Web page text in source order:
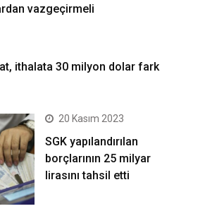
vazgeçirmeli
ithalata 30 milyon dolar fark
20 Kasım 2023
SGK yapılandırılan
borçlarının 25 milyar
lirasını tahsil etti